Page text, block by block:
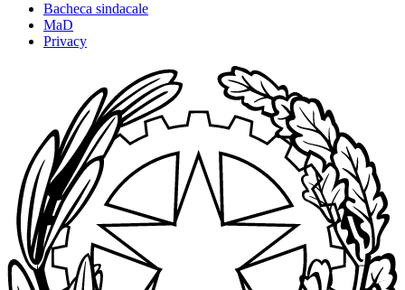
Bacheca sindacale
MaD
Privacy